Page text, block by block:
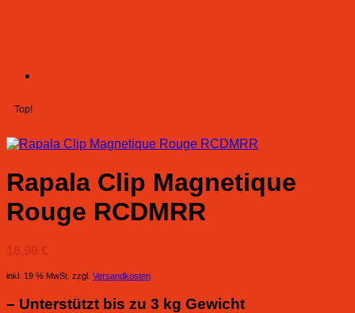
Top!
Rapala Clip Magnetique
Rouge RCDMRR
18,90 €
inkl. 19 % MwSt. zzgl. Versandkosten
– Unterstützt bis zu 3 kg Gewicht